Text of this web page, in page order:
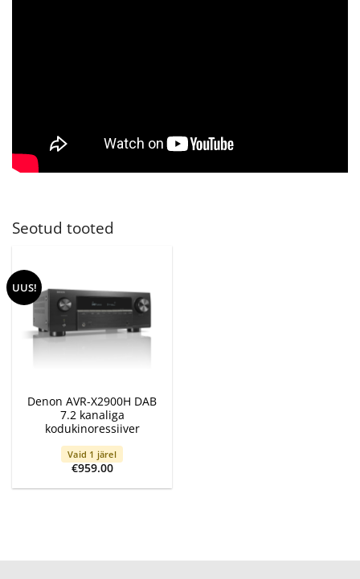
Seotud tooted
UUS!
Denon AVR-X2900H DAB
7.2 kanaliga
kodukinoressiiver
Vaid 1 järel
€959.00